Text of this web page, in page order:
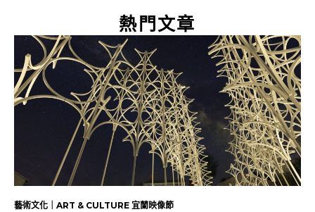
熱門文章
藝術文化｜ART & CULTURE 宜蘭映像節